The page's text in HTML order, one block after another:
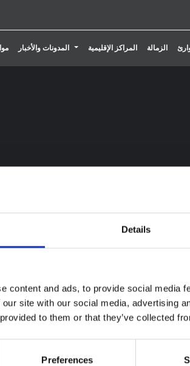
Details
content and ads, to provide social media
site with our social media, advertising
to them or that they’ve collected
Preferences
الزمالة المراكز الإقليمية
تبديل القائمة المنسدلة
المدونات والأخبار